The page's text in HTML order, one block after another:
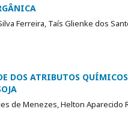
Ferreira, Taís Glienke dos
DOS ATRIBUTOS QUÍMICOS
de Menezes, Helton Aparecido